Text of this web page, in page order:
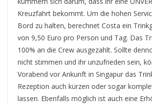
Kreuzfahrt bekommt. Um die hohen
Bord zu halten, berechnet Costa ein
von 9,50 Euro pro Person und Tag. Das
100% an die Crew ausgezahlt. Sollte
nicht stimmen und ihr unzufrieden sein,
Vorabend vor Ankunft in Singapur das
Rezeption auch kürzen oder sogar
lassen. Ebenfalls möglich ist auch eine